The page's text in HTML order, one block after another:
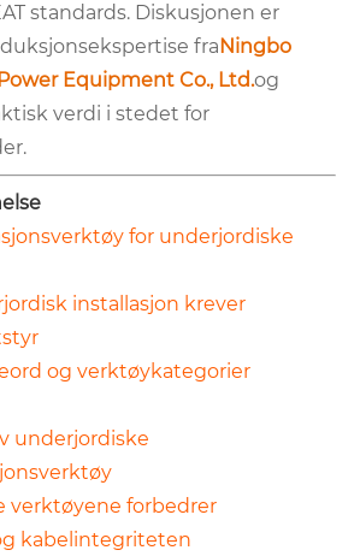
standards. Diskusjonen er
fraNingbo
Equipment Co., Ltd.og
verdi i stedet for
for underjordiske
installasjon krever
og verktøykategorier
underjordiske
verktøyene forbedrer
kabelintegriteten